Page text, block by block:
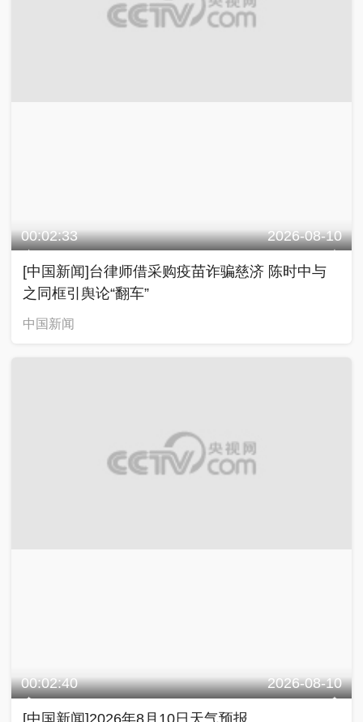
00:02:33 2026-08-10
[中国新闻]台律师借采购疫苗诈骗慈济 陈时中与
之同框引舆论“翻车”
中国新闻
00:02:40 2026-08-10